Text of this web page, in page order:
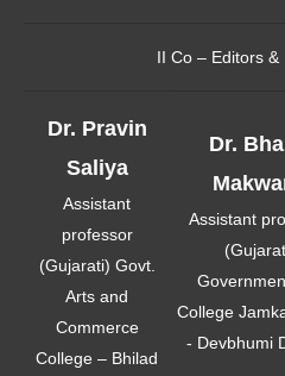
II Co – Editors &
Dr. Pravin
Saliya
Assistant
professor
(Gujarati) Govt.
Arts and
Commerce
College – Bhilad
Dr.
Assistant
College
- Devbhumi